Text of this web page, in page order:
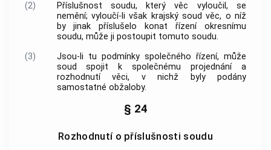
(2)
Příslušnost soudu, který věc vyloučil, se
nemění; vyloučí-li však krajský soud věc, o níž
by jinak příslušelo konat řízení okresnímu
soudu, může ji postoupit tomuto soudu.
(3)
Jsou-li tu podmínky společného řízení, může
soud spojit k společnému projednání a
rozhodnutí věci, v nichž byly podány
samostatné obžaloby.
§ 24
Rozhodnutí o příslušnosti soudu